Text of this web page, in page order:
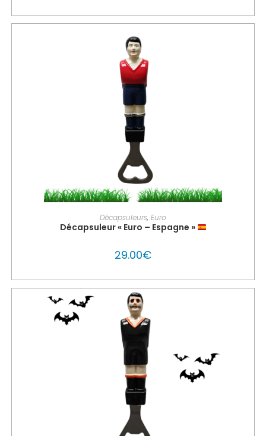
AJOUTER AU PANIER
Décapsuleurs, Euro
Décapsuleur « Euro – Espagne »
29.00€